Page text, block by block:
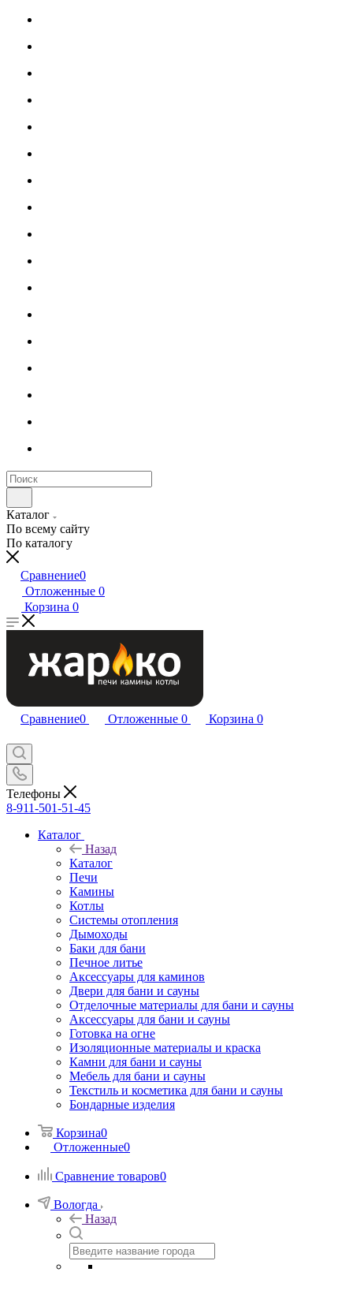
Каталог
По всему сайту
По каталогу
Сравнение0
Отложенные 0
Корзина 0
Сравнение0 Отложенные 0 Корзина 0
Телефоны
8-911-501-51-45
Каталог
Назад
Каталог
Печи
Камины
Котлы
Системы отопления
Дымоходы
Баки для бани
Печное литье
Аксессуары для каминов
Двери для бани и сауны
Отделочные материалы для бани и сауны
Аксессуары для бани и сауны
Готовка на огне
Изоляционные материалы и краска
Камни для бани и сауны
Мебель для бани и сауны
Текстиль и косметика для бани и сауны
Бондарные изделия
Корзина0
Отложенные0
Сравнение товаров0
Вологда
Назад